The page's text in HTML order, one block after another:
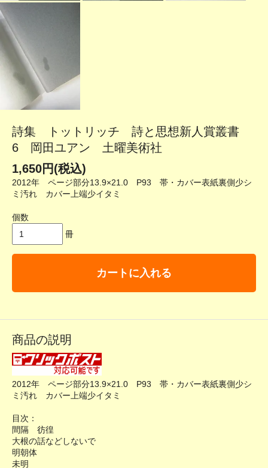
詩集 トットリッチ 詩と思想新人賞叢書
6 岡田ユアン 土曜美術社
1,650円(税込)
2012年 ページ部分13.9×21.0 P93 帯・カバー表紙裏側少シ
ミ汚れ カバー上端少イタミ
個数
冊
カートに入れる
商品の説明
2012年 ページ部分13.9×21.0 P93 帯・カバー表紙裏側少シ
ミ汚れ カバー上端少イタミ
目次：
間隔 彷徨
大根の話などしないで
明朝体
未明